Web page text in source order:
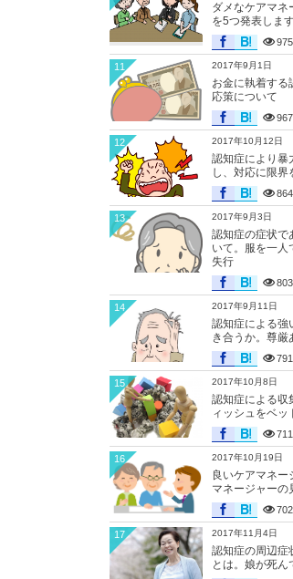
ダメなケアマネ
を5つ発表しま
2017年9月1日
お金に執着する
応策について
11
2017年10月12日
認知症により暴
し、対応に限界
12
2017年9月3日
認知症の症状で
いて。服を一人
失行
13
2017年9月11日
認知症による強
き合うか。尊厳
14
2017年10月8日
認知症による収
ィッシュをベッ
15
2017年10月19日
良いケアマネー
マネージャーの
16
2017年11月4日
認知症の周辺症
とは。娘が死ん
17